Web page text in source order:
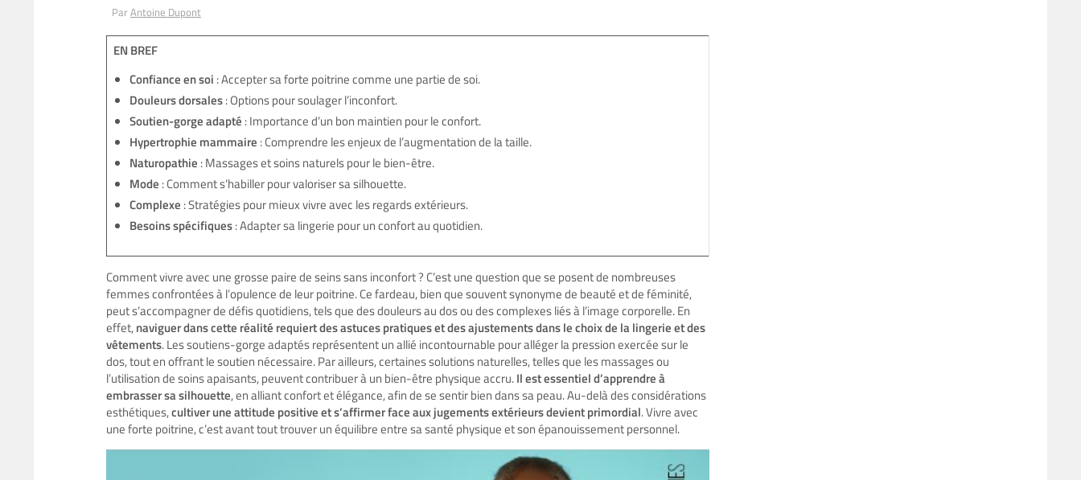
Par Antoine Dupont
EN BREF
Confiance en soi : Accepter sa forte poitrine comme une partie de soi.
Douleurs dorsales: Options pour soulager l’inconfort.
Soutien-gorge adapté : Importance d’un bon maintien pour le confort.
Hypertrophie mammaire : Comprendre les enjeux de l’augmentation de la taille.
Naturopathie : Massages et soins naturels pour le bien-être.
Mode : Comment s’habiller pour valoriser sa silhouette.
Complexe : Stratégies pour mieux vivre avec les regards extérieurs.
Besoins spécifiques: Adapter sa lingerie pour un confort au quotidien.
Comment vivre avec une grosse paire de seins sans inconfort ? C’est une question que se posent de nombreuses
femmes confrontées à l’opulence de leur poitrine. Ce fardeau, bien que souvent synonyme de beauté et de féminité,
peut s’accompagner de défis quotidiens, tels que des douleurs au dos ou des complexes liés à l’image corporelle. En
effet,naviguer dans cette réalité requiert des astuces pratiques et des ajustements dans le choix de la lingerie et des
vêtements. Les soutiens-gorge adaptés représentent un allié incontournable pour alléger la pression exercée sur le
dos, tout en offrant le soutien nécessaire. Par ailleurs, certaines solutions naturelles, telles que les massages ou
l’utilisation de soins apaisants, peuvent contribuer à un bien-être physique accru.Il est essentiel d’apprendre à
embrasser sa silhouette, en alliant confort et élégance, afin de se sentir bien dans sa peau. Au-delà des considérations
esthétiques,cultiver une attitude positive et s’affirmer face aux jugements extérieurs devient primordial. Vivre avec
une forte poitrine, c’est avant tout trouver un équilibre entre sa santé physique et son épanouissement personnel.